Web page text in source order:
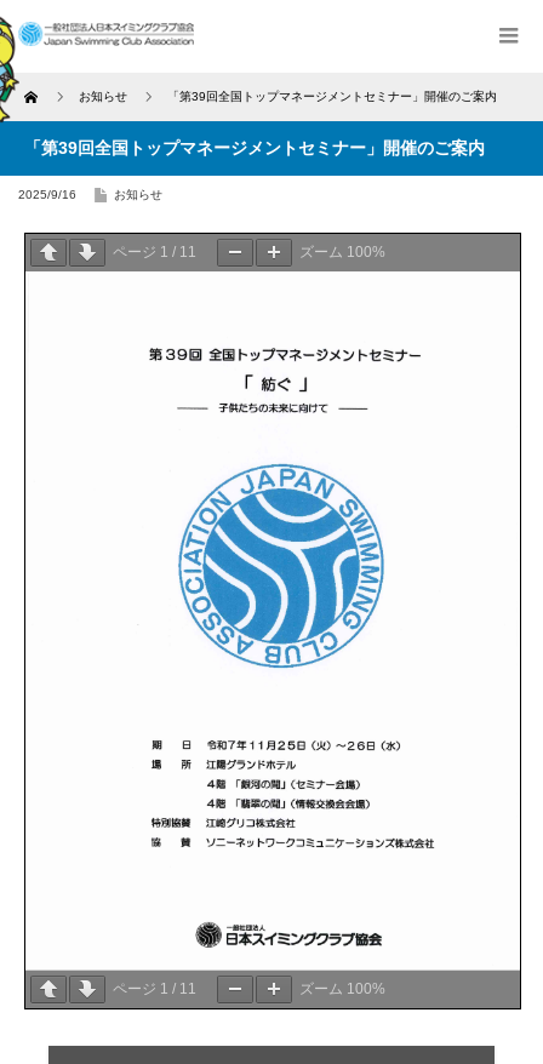
Home お知らせ 「第39回全国トップマネージメントセミナー」開催のご案内
「第39回全国トップマネージメントセミナー」開催のご案内
2025/9/16 お知らせ
ページ 1 / 11 ズーム 100%
ページ 1 / 11 ズーム 100%